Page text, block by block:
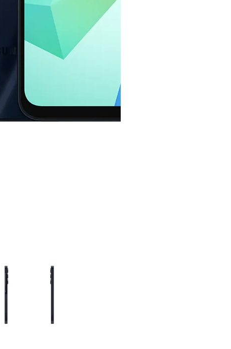
thumbnails. Selecting a thumbnail will change the main image in